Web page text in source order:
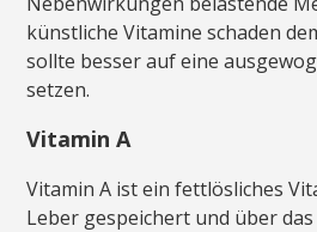
künstliche Vitamine schaden
sollte besser auf eine
setzen.
Vitamin A
Vitamin A ist ein fettlösliches
Leber gespeichert und über